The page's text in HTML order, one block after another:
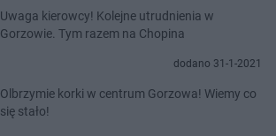
Uwaga kierowcy! Kolejne utrudnienia w
Gorzowie. Tym razem na Chopina
dodano 31-1-2021
Olbrzymie korki w centrum Gorzowa! Wiemy co
się stało!